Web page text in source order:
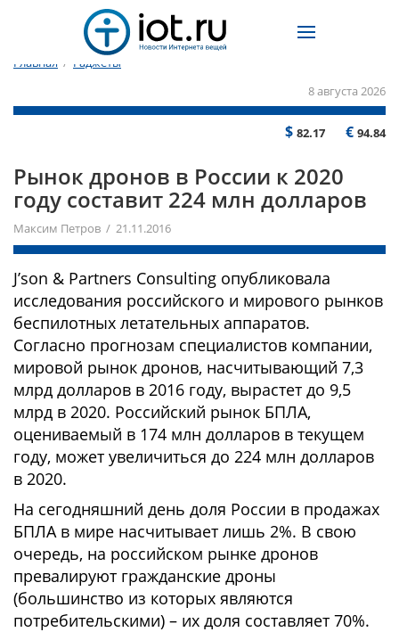
Главная / Гаджеты
8 августа 2026
$ 82.17 € 94.84
Рынок дронов в России к 2020
году составит 224 млн долларов
Максим Петров / 21.11.2016
J’son & Partners Consulting опубликовала
исследования российского и мирового рынков
беспилотных летательных аппаратов.
Согласно прогнозам специалистов компании,
мировой рынок дронов, насчитывающий 7,3
млрд долларов в 2016 году, вырастет до 9,5
млрд в 2020. Российский рынок БПЛА,
оцениваемый в 174 млн долларов в текущем
году, может увеличиться до 224 млн долларов
в 2020.
На сегодняшний день доля России в продажах
БПЛА в мире насчитывает лишь 2%. В свою
очередь, на российском рынке дронов
превалируют гражданские дроны
(большинство из которых являются
потребительскими) – их доля составляет 70%.